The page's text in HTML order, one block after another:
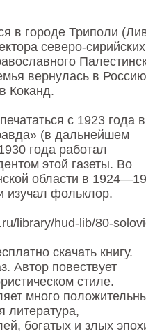
в городе Триполи
северо-сирийских
вернулась в
Коканд.
с 1923 года в
(в дальнейшем
года работал
этой газеты. Во
области в
изучал фольклор.
library/hud-lib/80-
скачать книгу.
Автор повествует
стиле.
много
литература,
богатых и злых